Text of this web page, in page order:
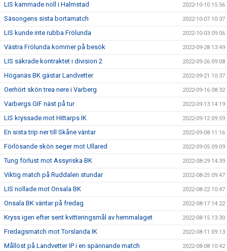
LIS kammade noll i Halmstad 2022-10-10 15:56
Säsongens sista bortamatch 2022-10-07 10:37
LIS kunde inte rubba Frölunda 2022-10-03 09:06
Västra Frölunda kommer på besök 2022-09-28 13:49
LIS säkrade kontraktet i division 2 2022-09-26 09:08
Höganäs BK gästar Landvetter 2022-09-21 10:37
Oerhört skön trea nere i Varberg 2022-09-16 08:32
Varbergs GIF näst på tur 2022-09-13 14:19
LIS kryssade mot Hittarps IK 2022-09-12 09:59
En sista trip ner till Skåne väntar 2022-09-08 11:16
Förlösande skön seger mot Ullared 2022-09-05 09:09
Tung förlust mot Assyriska BK 2022-08-29 14:39
Viktig match på Ruddalen stundar 2022-08-25 09:47
LIS nollade mot Onsala BK 2022-08-22 10:47
Onsala BK väntar på fredag 2022-08-17 14:22
Kryss igen efter sent kvitteringsmål av hemmalaget 2022-08-15 13:30
Fredagsmatch mot Torslanda IK 2022-08-11 09:13
Mållöst på Landvetter IP i en spännande match 2022-08-08 10:42